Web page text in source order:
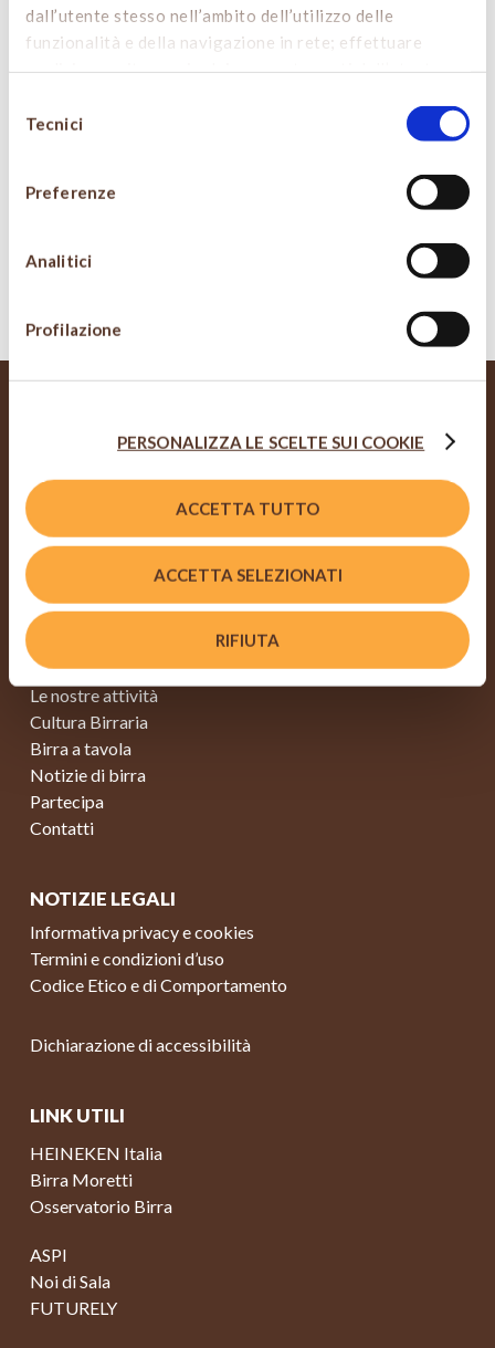
dall’utente stesso nell’ambito dell’utilizzo delle
funzionalità e della navigazione in rete; effettuare
analisi e monitoraggio dei comportamenti dell’utente.
acconsente all’uso di tutti i cookie non tecnici, inclusi
quindi quelli di profilazione e analitici. Il consenso è
facoltativo e può essere revocato in qualsiasi momento.
Se l’utente desidera gestire le proprie preferenze può
COOKIE ”. Per sapere di più sui cookie che usiamo può
di Heineken Italia S.p.A.
da dove è possibile esprimere le preferenze sui singoli
cookie. Chiudendo questo banner - cliccando sulla X in
cookie che richiedono il consenso, mantenendo le
delTecnici
Preferenze
Analitici
Profilazione
PERSONALIZZA LE SCELTE SUI COOKIE
ACCETTA TUTTO
ACCETTA SELEZIONATI
RIFIUTA
Viale Edison, 110
20099 Sesto San Giovanni (MI)
info@fondazionebirramoretti.it
MAPPA SITO
Chi siamo
Le nostre attività
Cultura Birraria
Birra a tavola
Notizie di birra
Partecipa
Contatti
NOTIZIE LEGALI
Informativa privacy e cookies
Termini e condizioni d’uso
Codice Etico e di Comportamento
Dichiarazione di accessibilità
LINK UTILI
HEINEKEN Italia
Birra Moretti
Osservatorio Birra
ASPI
Noi di Sala
FUTURELY